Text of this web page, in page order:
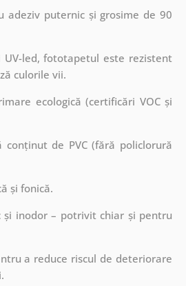
adeziv puternic și grosime de 90
led, fototapetul este rezistent
culorile vii.
ecologică (certificări VOC și
de PVC (fără policlorură
și fonică.
și inodor – potrivit chiar și pentru
a reduce riscul de deteriorare